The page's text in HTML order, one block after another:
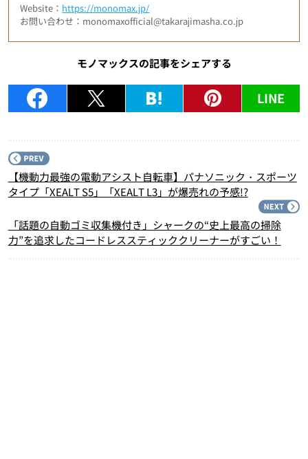
Website： https://monomax.jp/
お問い合わせ：monomaxofficial@takarajimasha.co.jp
モノマックスの記事をシェアする
LINE
【機動力最強の電動アシスト自転車】パナソニック・スポーツ
タイプ「XEALT S5」「XEALT L3」が爆売れの予感!?
「話題の自動ゴミ収集機付き」シャークの“史上最高の掃除
力”を追求したコードレススティッククリーナーがすごい！